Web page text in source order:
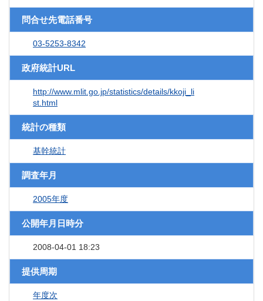
問合せ先電話番号
03-5253-8342
政府統計URL
http://www.mlit.go.jp/statistics/details/kkoji_li
st.html
統計の種類
基幹統計
調査年月
2005年度
公開年月日時分
2008-04-01 18:23
提供周期
年度次